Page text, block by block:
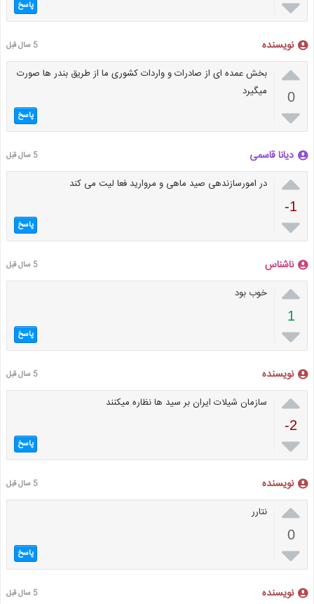
 پاسخ
نویسنده 5 سال قبل

0

بخش عمده ای از صادرات و واردات کشوری ما از طریق بندر ها صورت
میگیرد
پاسخ
دیانا قاسمی 5 سال قبل

-1

در امورسازندهی صید ماهی و مروارید فعا لیت می کند
پاسخ
ناشناس 5 سال قبل

1

خوب بود
پاسخ
نویسنده 5 سال قبل

-2

سازمان شیلات ایران بر سید ها نظاره میکنند
پاسخ
نویسنده 5 سال قبل

0

نتارر
پاسخ
نویسنده 5 سال قبل